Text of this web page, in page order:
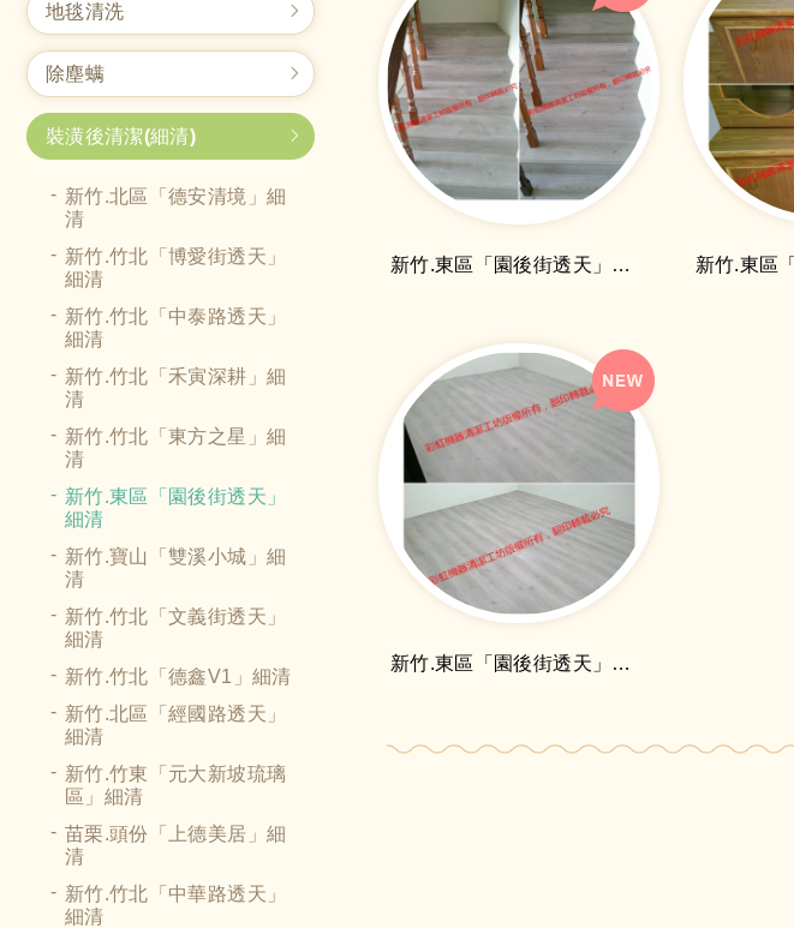
地毯清洗
除塵螨
裝潢後清潔(細清)
新竹.北區「德安清境」細
清
新竹.竹北「博愛街透天」
細清
新竹.竹北「中泰路透天」
細清
新竹.竹北「禾寅深耕」細
清
新竹.竹北「東方之星」細
清
新竹.東區「園後街透天」
細清
新竹.寶山「雙溪小城」細
清
新竹.竹北「文義街透天」
細清
新竹.竹北「德鑫V1」細清
新竹.北區「經國路透天」
細清
新竹.竹東「元大新坡琉璃
區」細清
苗栗.頭份「上德美居」細
清
新竹.竹北「中華路透天」
細清
新竹.東區「園後街透天」樓梯細清
新竹.東區「園後街透天」地板細清